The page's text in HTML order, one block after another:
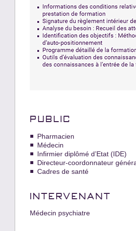
PUBLIC
Pharmacien
Médecin
Infirmier diplômé d’Etat (IDE)
Directeur-coordonnateur
Cadres de santé
INTERVENANT
Médecin psychiatre